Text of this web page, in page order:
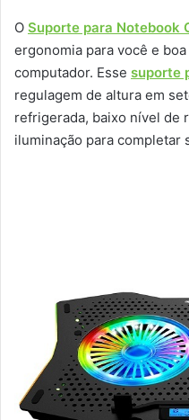
O Suporte para Notebook
ergonomia para você e
computador. Esse suporte
regulagem de altura em
refrigerada, baixo nível de
iluminação para completar